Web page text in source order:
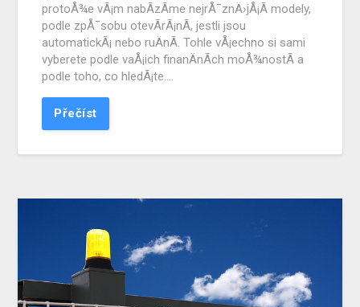
protoÅ¾e vÃ¡m nabÃ­zÃ­me nejrÅ¯znÄ›jÅ¡Ã­ modely,
podle zpÅ¯sobu otevÃ­rÃ¡nÃ­, jestli jsou
automatickÃ¡ nebo ruÄnÃ­. Tohle vÅ¡echno si sami
vyberete podle vaÅ¡ich finanÄnÃ­ch moÅ¾nostÃ­ a
podle toho, co hledÃ¡te….
Přečíst